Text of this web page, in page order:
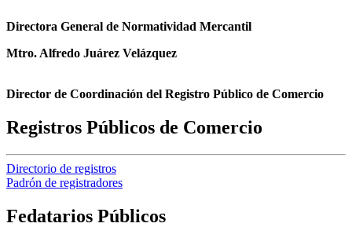
Directora General de Normatividad Mercantil
Mtro. Alfredo Juárez Velázquez
Director de Coordinación del Registro Público de Comercio
Registros Públicos de Comercio
Directorio de registros
Padrón de registradores
Fedatarios Públicos